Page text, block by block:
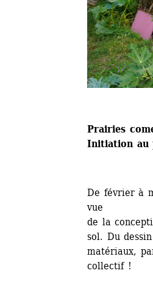
Prairies
Initiation au
De février à
vue
de la
sol. Du
matériaux,
collectif !